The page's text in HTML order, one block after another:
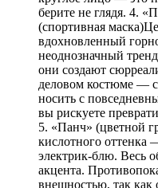
берите не глядя. 4.
(спортивная
вдохновленный
неоднозначный
они создают
деловом костюме —
носить с
вы рискуете
5. «Панч» (цветной
кислотного оттенка
электрик-блю. Весь
акцента.
внешностью, так как